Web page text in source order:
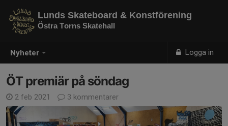
Nyheter Logga in
Lunds Skateboard & Konstförening
Östra Torns Skatehall
ÖT premiär på söndag
2 feb 2021 3 kommentarer